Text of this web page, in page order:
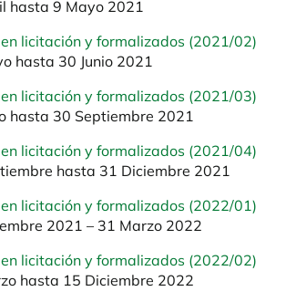
hasta 9 Mayo 2021
licitación y formalizados (2021/02)
hasta 30 Junio 2021
licitación y formalizados (2021/03)
hasta 30 Septiembre 2021
licitación y formalizados (2021/04)
hasta 31 Diciembre 2021
licitación y formalizados (2022/01)
2021 – 31 Marzo 2022
licitación y formalizados (2022/02)
hasta 15 Diciembre 2022